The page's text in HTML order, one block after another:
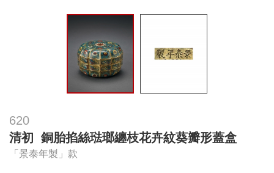
620
清初 銅胎掐絲琺瑯纏枝花卉紋葵瓣形蓋盒
「景泰年製」款